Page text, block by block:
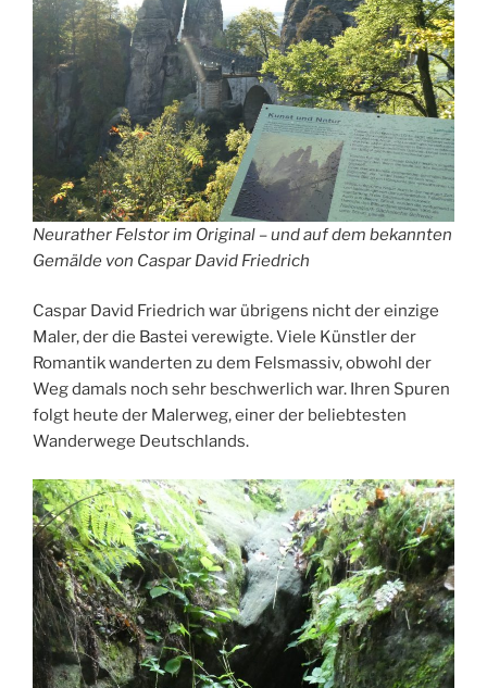
Neurather Felstor im Original – und auf dem bekannten
Gemälde von Caspar David Friedrich
Caspar David Friedrich war übrigens nicht der einzige
Maler, der die Bastei verewigte. Viele Künstler der
Romantik wanderten zu dem Felsmassiv, obwohl der
Weg damals noch sehr beschwerlich war. Ihren Spuren
folgt heute der Malerweg, einer der beliebtesten
Wanderwege Deutschlands.